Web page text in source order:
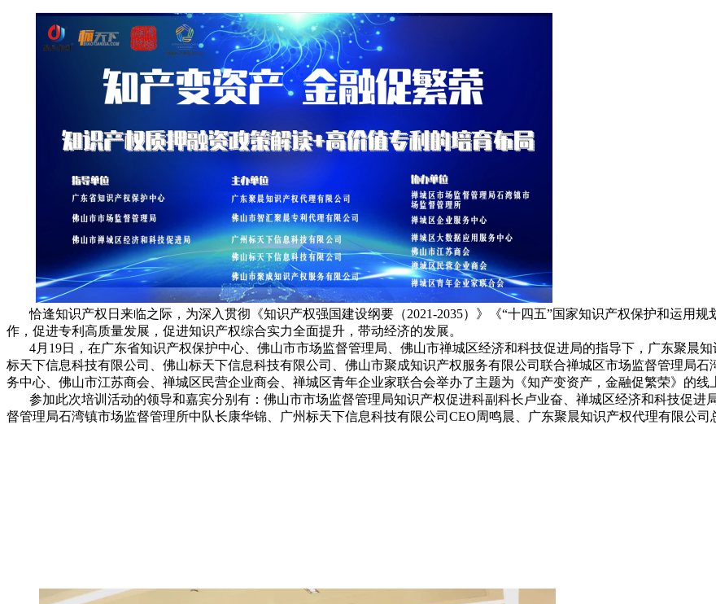
恰逢知识产权日来临之际，为深入贯彻《知识产权强国建设纲要（2021-2035）》《“十四五”国家知识产权保护和运用
作，促进专利高质量发展，促进知识产权综合实力全面提升，带动经济的发展。
4月19日，在广东省知识产权保护中心、佛山市市场监督管理局、佛山市禅城区经济和科技促进局的指导下，广东聚晨
标天下信息科技有限公司、佛山标天下信息科技有限公司、佛山市聚成知识产权服务有限公司联合禅城区市场监督管理局
务中心、佛山市江苏商会、禅城区民营企业商会、禅城区青年企业家联合会举办了主题为《知产变资产，金融促繁荣》的线
参加此次培训活动的领导和嘉宾分别有：佛山市市场监督管理局知识产权促进科副科长卢业奋、禅城区经济和科技促进
督管理局石湾镇市场监督管理所中队长康华锦、广州标天下信息科技有限公司CEO周鸣晨、广东聚晨知识产权代理有限公司